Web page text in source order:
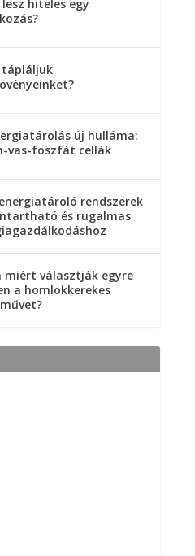
hiteles egy
tápláljuk
új hulláma:
vas-foszfát cellák
rendszerek
és rugalmas
miért választják egyre
a homlokkerekes